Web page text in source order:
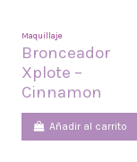
Maquillaje
Bronceador
Xplote –
Cinnamon
Añadir al carrito